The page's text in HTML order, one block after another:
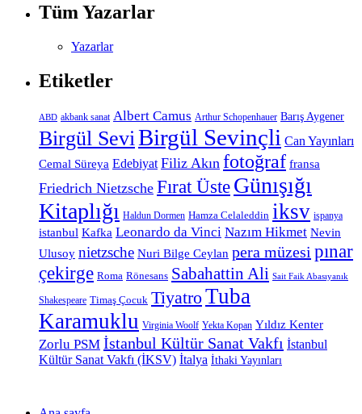
Tüm Yazarlar
Yazarlar
Etiketler
ABD akbank sanat Albert Camus Arthur Schopenhauer Barış Aygener
Birgül Sevi Birgül Sevinçli Can Yayınları
Cemal Süreya Edebiyat Filiz Akın fotoğraf fransa
Friedrich Nietzsche Fırat ÜsteGünışığı
Kitaplığı Haldun Dormen Hamza Celaleddin iksv ispanya
istanbul Kafka Leonardo da Vinci Nazım Hikmet Nevin
Ulusoy nietzsche Nuri Bilge Ceylan pera müzesi pınar
çekirge Roma Rönesans Sabahattin Ali Sait Faik Abasıyanık
Shakespeare Timaş Çocuk TiyatroTuba
Karamuklu Virginia Woolf Yekta Kopan Yıldız Kenter
Zorlu PSM İstanbul Kültür Sanat Vakfı İstanbul
Kültür Sanat Vakfı (İKSV) İtalya İthaki Yayınları